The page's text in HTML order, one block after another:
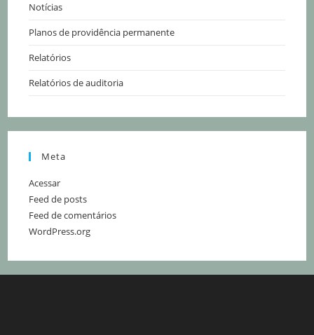
Notícias
Planos de providência permanente
Relatórios
Relatórios de auditoria
Meta
Acessar
Feed de posts
Feed de comentários
WordPress.org